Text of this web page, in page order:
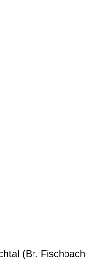
(Br. Fischbach